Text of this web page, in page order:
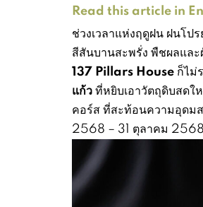
Read this article in
ช่วงเวลาแห่งฤดูฝน ฝนโ
สีสันบานสะพรั่ง พืชผลแล
137 Pillars House ก็ไม่
แก้วที่หยิบเอาวัตถุดิบสดใ
คอร์ส ที่สะท้อนความอุดม
2568 – 31 ตุลาคม 2568